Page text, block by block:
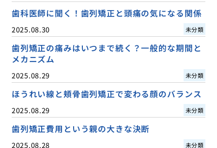
歯科医師に聞く！歯列矯正と頭痛の気になる関係
2025.08.30 未分類
歯列矯正の痛みはいつまで続く？一般的な期間と
メカニズム
2025.08.29 未分類
ほうれい線と頬骨歯列矯正で変わる顔のバランス
2025.08.29 未分類
歯列矯正費用という親の大きな決断
2025.08.28 未分類